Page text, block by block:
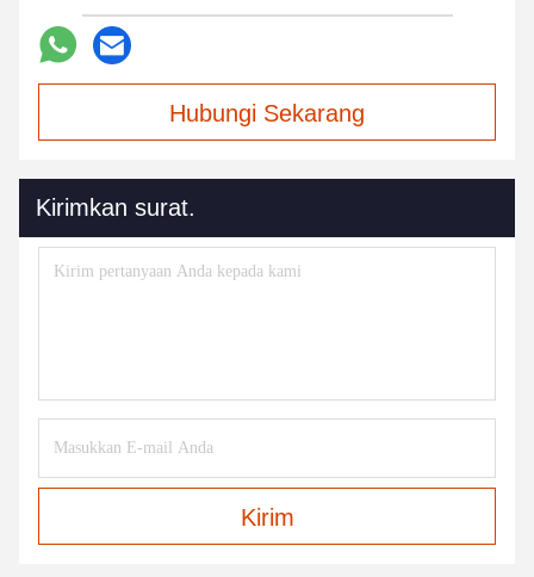
Hubungi Sekarang
Kirimkan surat.
Kirim